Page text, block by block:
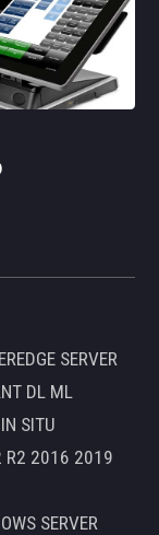
SERVER
DL ML
SITU
R2 2016 2019
SERVER